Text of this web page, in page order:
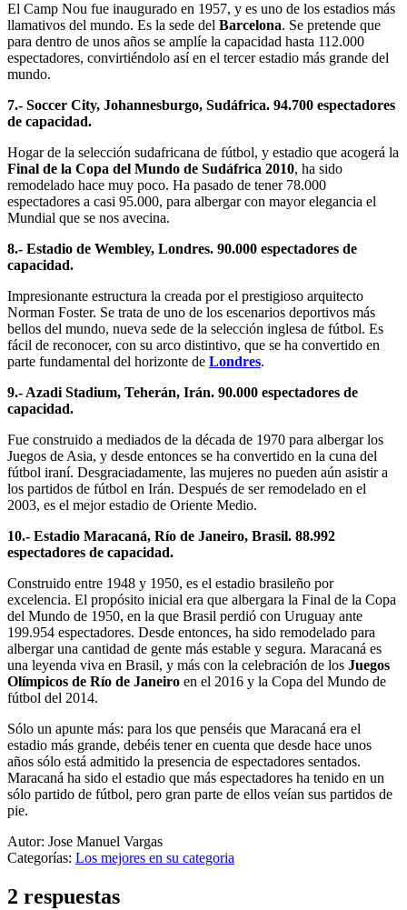
El Camp Nou fue inaugurado en 1957, y es uno de los estadios más
llamativos del mundo. Es la sede del Barcelona. Se pretende que
para dentro de unos años se amplíe la capacidad hasta 112.000
espectadores, convirtiéndolo así en el tercer estadio más grande del
mundo.
7.- Soccer City, Johannesburgo, Sudáfrica. 94.700 espectadores
de capacidad.
Hogar de la selección sudafricana de fútbol, y estadio que acogerá la
Final de la Copa del Mundo de Sudáfrica 2010, ha sido
remodelado hace muy poco. Ha pasado de tener 78.000
espectadores a casi 95.000, para albergar con mayor elegancia el
Mundial que se nos avecina.
8.- Estadio de Wembley, Londres. 90.000 espectadores de
capacidad.
Impresionante estructura la creada por el prestigioso arquitecto
Norman Foster. Se trata de uno de los escenarios deportivos más
bellos del mundo, nueva sede de la selección inglesa de fútbol. Es
fácil de reconocer, con su arco distintivo, que se ha convertido en
parte fundamental del horizonte de Londres.
9.- Azadi Stadium, Teherán, Irán. 90.000 espectadores de
capacidad.
Fue construido a mediados de la década de 1970 para albergar los
Juegos de Asia, y desde entonces se ha convertido en la cuna del
fútbol iraní. Desgraciadamente, las mujeres no pueden aún asistir a
los partidos de fútbol en Irán. Después de ser remodelado en el
2003, es el mejor estadio de Oriente Medio.
10.- Estadio Maracaná, Río de Janeiro, Brasil. 88.992
espectadores de capacidad.
Construido entre 1948 y 1950, es el estadio brasileño por
excelencia. El propósito inicial era que albergara la Final de la Copa
del Mundo de 1950, en la que Brasil perdió con Uruguay ante
199.954 espectadores. Desde entonces, ha sido remodelado para
albergar una cantidad de gente más estable y segura. Maracaná es
una leyenda viva en Brasil, y más con la celebración de los Juegos
Olímpicos de Río de Janeiro en el 2016 y la Copa del Mundo de
fútbol del 2014.
Sólo un apunte más: para los que penséis que Maracaná era el
estadio más grande, debéis tener en cuenta que desde hace unos
años sólo está admitido la presencia de espectadores sentados.
Maracaná ha sido el estadio que más espectadores ha tenido en un
sólo partido de fútbol, pero gran parte de ellos veían sus partidos de
pie.
Autor: Jose Manuel Vargas
Categorías: Los mejores en su categoria
2 respuestas